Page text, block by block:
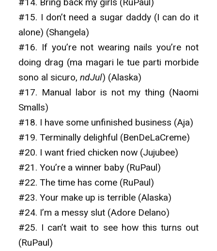
#15. I don’t need a sugar daddy (I can do it
alone) (Shangela)
#16. If you’re not wearing nails you’re not
doing drag (ma magari le tue parti morbide
sono al sicuro,ndJul) (Alaska)
#17. Manual labor is not my thing (Naomi
Smalls)
#18. I have some unfinished business (Aja)
#19. Terminally delighful (BenDeLaCreme)
#20. I want fried chicken now (Jujubee)
#21. You’re a winner baby (RuPaul)
#22. The time has come (RuPaul)
#23. Your make up is terrible (Alaska)
#24. I’m a messy slut (Adore Delano)
#25. I can’t wait to see how this turns out
(RuPaul)